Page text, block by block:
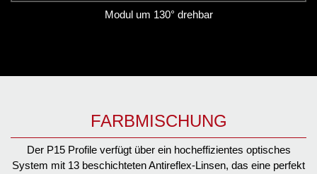
Modul um 130° drehbar
FARBMISCHUNG
Der P15 Profile verfügt über ein hocheffizientes optisches
System mit 13 beschichteten Antireflex-Linsen, das eine perfekt